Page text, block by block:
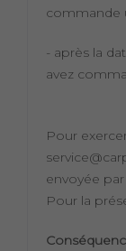
commande
- après la
avez
Pour
envoyée
Pour la